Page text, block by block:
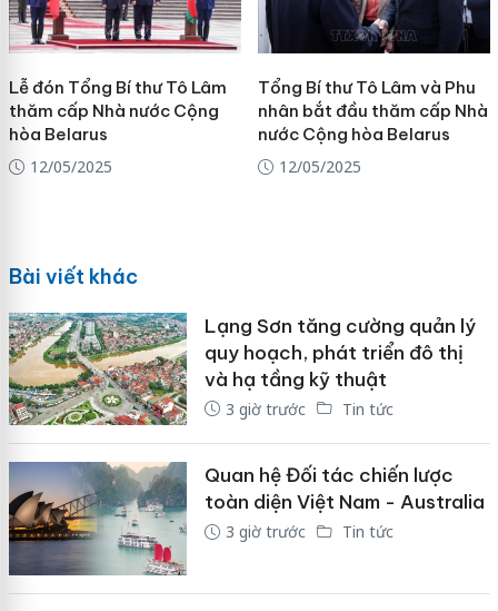
Lễ đón Tổng Bí thư Tô Lâm
thăm cấp Nhà nước Cộng
hòa Belarus
12/05/2025
Tổng Bí thư Tô Lâm và Phu
nhân bắt đầu thăm cấp Nhà
nước Cộng hòa Belarus
12/05/2025
Bài viết khác
Lạng Sơn tăng cường quản lý
quy hoạch, phát triển đô thị
và hạ tầng kỹ thuật
3 giờ trước Tin tức
Quan hệ Đối tác chiến lược
toàn diện Việt Nam - Australia
3 giờ trước Tin tức